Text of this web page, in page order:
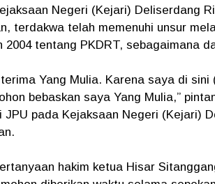
Negeri (Kejari) Deliserdang
terdakwa telah memenuhi unsur
2004 tentang PKDRT, sebagaimana
Yang Mulia. Karena saya di
bebaskan saya Yang Mulia,”
JPU pada Kejaksaan Negeri (Kejari)
hakim ketua Hisar